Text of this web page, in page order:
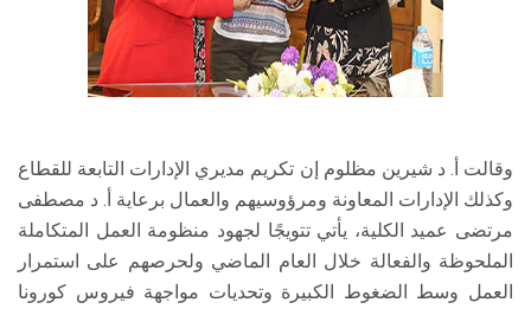
وقالت أ. د شيرين مظلوم إن تكريم مديري الإدارات التابعة للقطاع
وكذلك الإدارات المعاونة ومرؤوسيهم والعمال برعاية أ. د مصطفى
مرتضى عميد الكلية، يأتي تتويجًا لجهود منظومة العمل المتكاملة
الملحوظة والفعالة خلال العام الماضي ولحرصهم على استمرار
العمل وسط الضغوط الكبيرة وتحديات مواجهة فيروس كورونا